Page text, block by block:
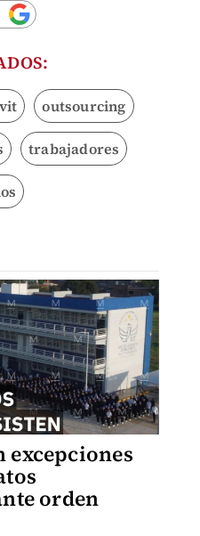
outsourcing
trabajadores
excepciones
orden